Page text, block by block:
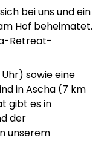
bei uns und ein
Hof beheimatet.
Retreat-
sowie eine
in Ascha (7 km
gibt es in
der
unserem